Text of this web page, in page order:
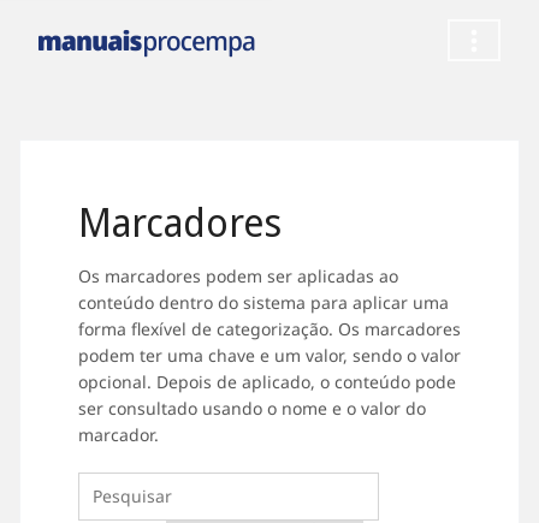
Marcadores
Os marcadores podem ser aplicadas ao
conteúdo dentro do sistema para aplicar uma
forma flexível de categorização. Os marcadores
podem ter uma chave e um valor, sendo o valor
opcional. Depois de aplicado, o conteúdo pode
ser consultado usando o nome e o valor do
marcador.